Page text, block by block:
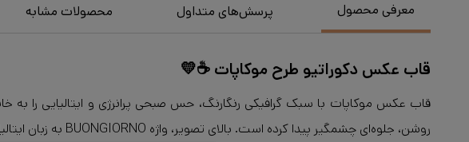
معرفی محصول پرسش‌های متداول محصولات مشابه
قاب عکس دکوراتیو طرح موکاپات ☕💛
قاب عکس موکاپات با سبک گرافیکی رنگارنگ، حس صبحی پرانرژی و ایتالیایی را به
روشن، جلوه‌ای چشمگیر پیدا کرده است. بالای تصویر، واژه BUONGIORNO به زبان ایتالیایی، به معنی «صبح بخیر»، با رنگ قرمز نوشته شده و حال‌وهوای گرم و صمیمی صبحگاهی را منتقل می‌کند.